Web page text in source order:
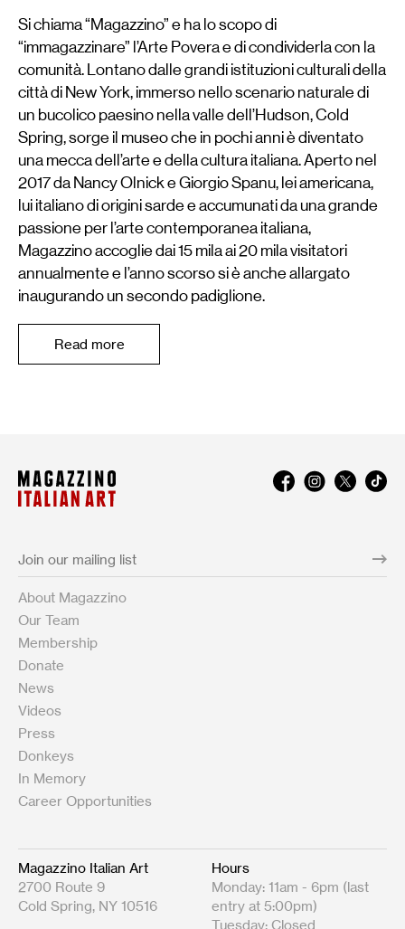
Si chiama “Magazzino” e ha lo scopo di
“immagazzinare” l’Arte Povera e di condividerla con la
comunità. Lontano dalle grandi istituzioni culturali della
città di New York, immerso nello scenario naturale di
un bucolico paesino nella valle dell’Hudson, Cold
Spring, sorge il museo che in pochi anni è diventato
una mecca dell’arte e della cultura italiana. Aperto nel
2017 da Nancy Olnick e Giorgio Spanu, lei americana,
lui italiano di origini sarde e accumunati da una grande
passione per l’arte contemporanea italiana,
Magazzino accoglie dai 15 mila ai 20 mila visitatori
annualmente e l’anno scorso si è anche allargato
inaugurando un secondo padiglione.
Read more
About Magazzino
Our Team
Membership
Donate
News
Videos
Press
Donkeys
In Memory
Career Opportunities
Magazzino Italian Art
2700 Route 9
Cold Spring, NY 10516
Hours
Monday: 11am - 6pm (last
entry at 5:00pm)
Tuesday: Closed